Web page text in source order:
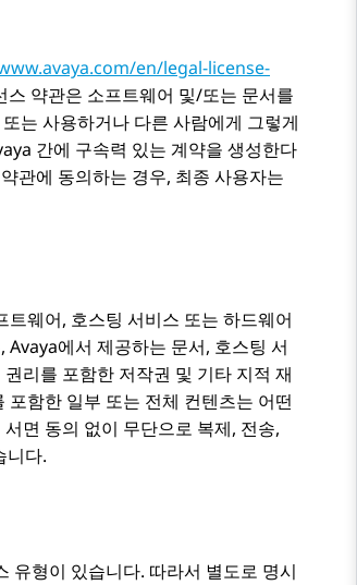
en/legal-license-
약관은 소프트웨어 및/또는 문서를
는 사용하거나 다른 사람에게 그렇게
간에 구속력 있는 계약을 생성한다
관에 동의하는 경우, 최종 사용자는
트웨어, 호스팅 서비스 또는 하드웨어
Avaya에서 제공하는 문서, 호스팅 서
리를 포함한 저작권 및 기타 지적 재
함한 일부 또는 전체 컨텐츠는 어떤
서면 동의 없이 무단으로 복제, 전송,
니다.
유형이 있습니다. 따라서 별도로 명시